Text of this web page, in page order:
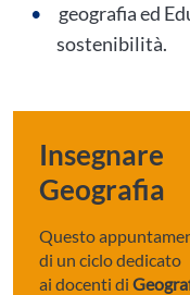
geografia ed
sostenibilità.
Insegnare
Geografia
Questo
di un ciclo dedicato
ai docenti di